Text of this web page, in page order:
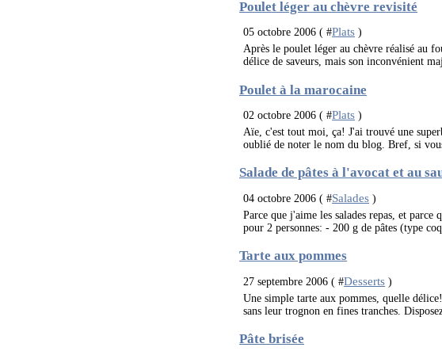
Poulet léger au chèvre revisité
05 octobre 2006 ( #Plats )
Après le poulet léger au chèvre réalisé au
délice de saveurs, mais son inconvénient
Poulet à la marocaine
02 octobre 2006 ( #Plats )
Aïe, c'est tout moi, ça! J'ai trouvé une
oublié de noter le nom du blog. Bref, si
Salade de pâtes à l'avocat et au
04 octobre 2006 ( #Salades )
Parce que j'aime les salades repas, et
pour 2 personnes: - 200 g de pâtes (type
Tarte aux pommes
27 septembre 2006 ( #Desserts )
Une simple tarte aux pommes, quelle
sans leur trognon en fines tranches.
Pâte brisée